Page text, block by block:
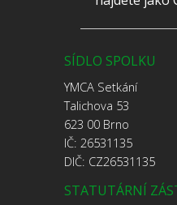
SÍDLO SPOLKU
YMCA Setkání
Talichova 53
623 00 Brno
IČ: 26531135
DIČ: CZ26531135
STATUTÁRNÍ